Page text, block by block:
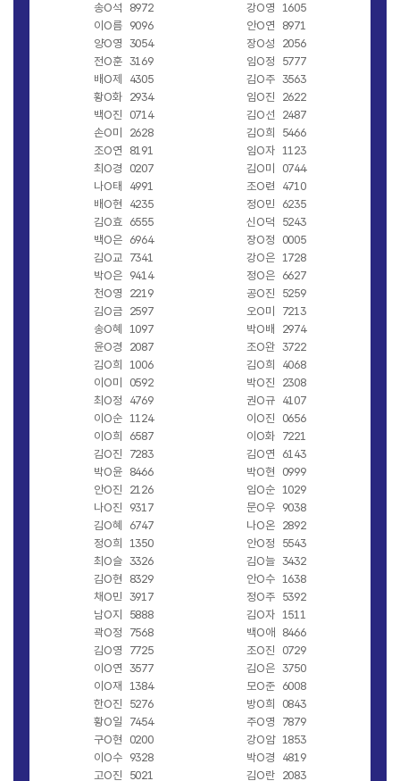
송O석
8972 강O영
1605
이O름
9096 안O연
8971
양O영 3054 장O성
2056
전O훈 3169 임O정
5777
배O제
4305 김O주 3563
황O화
2934 임O진
2622
백O진
0714 김O선
2487
손O미
2628 김O희
5466
조O연
8191 임O자
1123
최O경
0207 김O미
0744
나O태
4991 조O련
4710
배O현
4235 정O민
6235
김O효
6555 신O덕
5243
백O은
6964 장O정
0005
김O교
7341 강O은
1728
박O은
9414 정O은
6627
천O영
2219 공O진
5259
김O금
2597 오O미
7213
송O혜
1097 박O배
2974
윤O경
2087 조O완 3722
김O희
1006 김O희
4068
이O미
0592 박O진
2308
최O정
4769 권O규
4107
이O순
1124 이O진
0656
이O희
6587 이O화
7221
김O진
7283 김O연
6143
박O윤
8466 박O현
0999
안O진
2126 임O순
1029
나O진
9317 문O우
9038
김O혜
6747 나O온
2892
정O희
1350 안O정
5543
최O슬 3326 김O늘 3432
김O현
8329 안O수
1638
채O민 3917 정O주
5392
남O지
5888 김O자
1511
곽O정
7568 백O애
8466
김O영
7725 조O진
0729
이O연 3577 김O은 3750
이O재
1384 모O준
6008
한O진
5276 방O희
0843
황O일
7454 주O영
7879
구O현
0200 강O암
1853
이O수
9328 박O경
4819
고O진
5021 김O란 2083